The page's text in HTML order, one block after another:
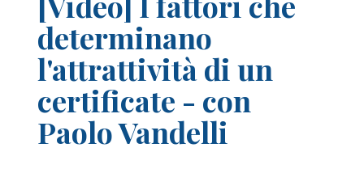
determinano
l'attrattività di un
certificate - con
Paolo Vandelli